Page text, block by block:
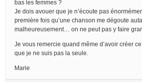
bas les femmes ?
Je dois avouer que je n’écoute pas
première fois qu’une chanson me dégoute
malheureusement… on ne peut pas y faire
Je vous remercie quand même d’avoir créer
que je ne suis pas la seule.
Marie